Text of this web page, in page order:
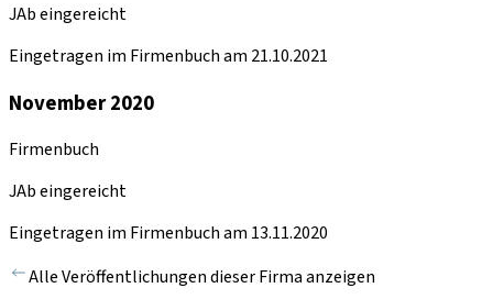
JAb eingereicht
Eingetragen im Firmenbuch am 21.10.2021
November 2020
Firmenbuch
JAb eingereicht
Eingetragen im Firmenbuch am 13.11.2020
Alle Veröffentlichungen dieser Firma anzeigen